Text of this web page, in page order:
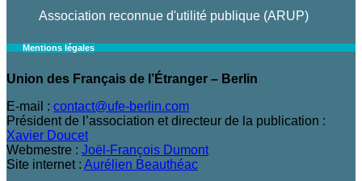
Association reconnue d'utilité publique (ARUP)
Mentions légales
Union des Français de l’Étranger – Berlin
E-mail : contact@ufe-berlin.com
Président de l’association et directeur de la publication :
Xavier Doucet
Webmestre : Joël-François Dumont
Site internet : Aurélien Beauthéac